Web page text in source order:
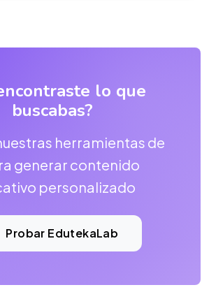
lo que
buscabas?
herramientas de
generar contenido
personalizado
Probar EdutekaLab